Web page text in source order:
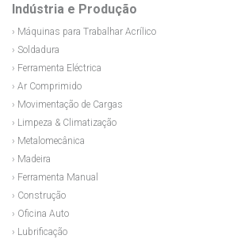
Indústria e Produção
› Máquinas para Trabalhar Acrílico
› Soldadura
› Ferramenta Eléctrica
› Ar Comprimido
› Movimentação de Cargas
› Limpeza & Climatização
› Metalomecânica
› Madeira
› Ferramenta Manual
› Construção
› Oficina Auto
› Lubrificação